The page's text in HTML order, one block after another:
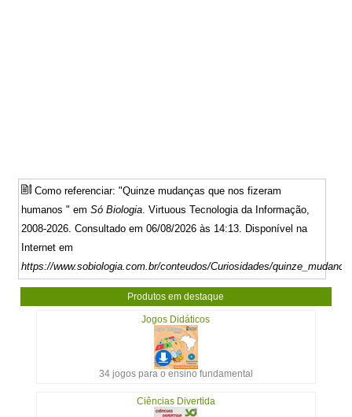
Como referenciar: "Quinze mudanças que nos fizeram
humanos " emSó Biologia. Virtuous Tecnologia da Informação,
2008-2026. Consultado em 06/08/2026 às 14:13. Disponível na
Internet em
https://www.sobiologia.com.br/conteudos/Curiosidades/
Produtos em destaque
Jogos Didáticos
34 jogos para o ensino fundamental
Ciências Divertida